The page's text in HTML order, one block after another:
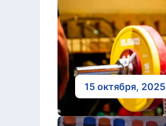
15 октября, 2025